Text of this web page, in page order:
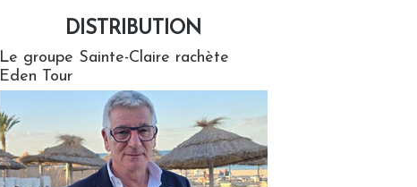
DISTRIBUTION
Le groupe Sainte-Claire rachète
Eden Tour